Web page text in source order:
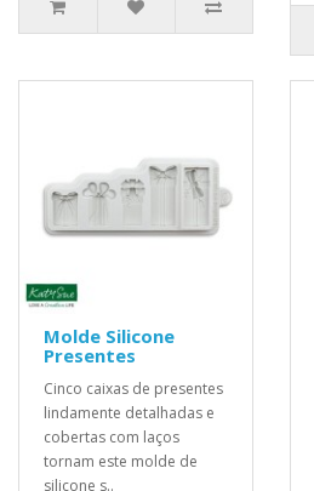
Molde Silicone
Presentes
Cinco caixas de presentes
lindamente detalhadas e
cobertas com laços
tornam este molde de
silicone s..